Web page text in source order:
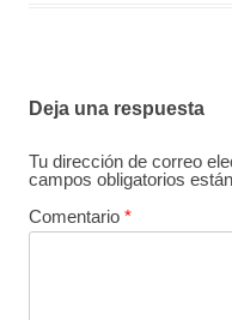
Deja una respuesta
Tu dirección de correo
campos obligatorios
Comentario *